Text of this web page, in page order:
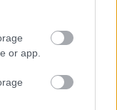
or app.